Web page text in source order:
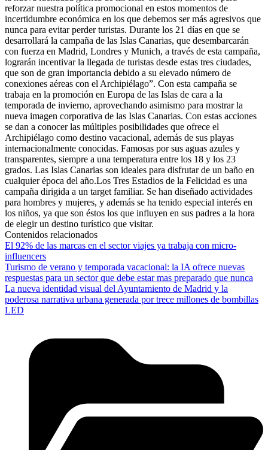
reforzar nuestra política promocional en estos momentos de
incertidumbre económica en los que debemos ser más agresivos que
nunca para evitar perder turistas. Durante los 21 días en que se
desarrollará la campaña de las Islas Canarias, que desembarcarán
con fuerza en Madrid, Londres y Munich, a través de esta campaña,
lograrán incentivar la llegada de turistas desde estas tres ciudades,
que son de gran importancia debido a su elevado número de
conexiones aéreas con el Archipiélago”. Con esta campaña se
trabaja en la promoción en Europa de las Islas de cara a la
temporada de invierno, aprovechando asimismo para mostrar la
nueva imagen corporativa de las Islas Canarias. Con estas acciones
se dan a conocer las múltiples posibilidades que ofrece el
Archipiélago como destino vacacional, además de sus playas
internacionalmente conocidas. Famosas por sus aguas azules y
transparentes, siempre a una temperatura entre los 18 y los 23
grados. Las Islas Canarias son ideales para disfrutar de un baño en
cualquier época del año.Los Tres Estadios de la Felicidad es una
campaña dirigida a un target familiar. Se han diseñado actividades
para hombres y mujeres, y además se ha tenido especial interés en
los niños, ya que son éstos los que influyen en sus padres a la hora
de elegir un destino turístico que visitar.
Contenidos relacionados
El 92% de las marcas en el sector viajes ya trabaja con micro-
influencers
Turismo de verano y temporada vacacional: la IA ofrece nuevas
respuestas para un sector que debe estar mas preparado que nunca
La nueva identidad visual del Ayuntamiento de Madrid y la
poderosa narrativa urbana generada por trece millones de bombillas
LED